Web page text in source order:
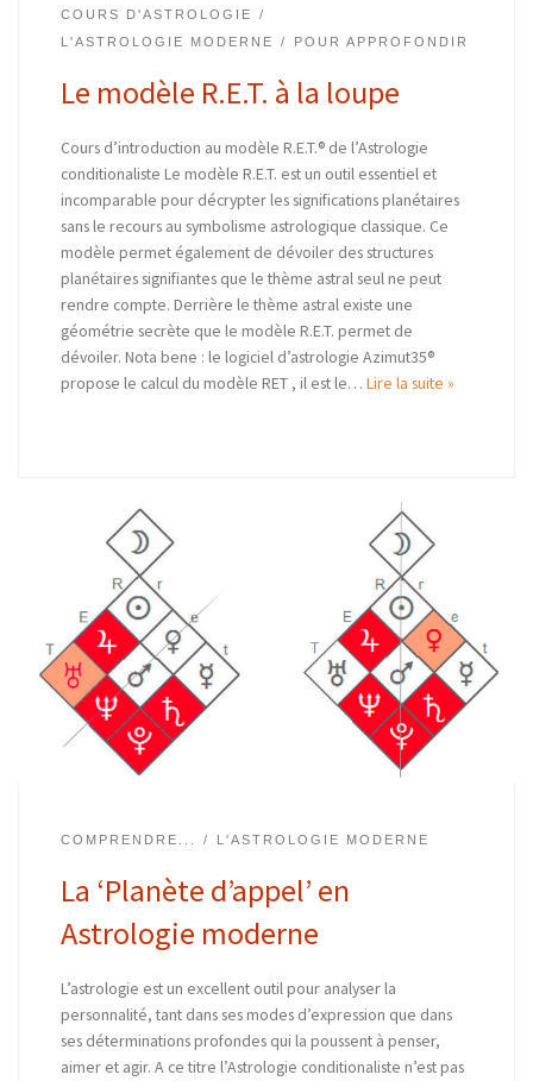
COURS D'ASTROLOGIE
L'ASTROLOGIE MODERNE
POUR APPROFONDIR
Le modèle R.E.T. à la loupe
Cours d’introduction au modèle R.E.T.® de l’Astrologie
conditionaliste Le modèle R.E.T. est un outil essentiel et
incomparable pour décrypter les significations planétaires
sans le recours au symbolisme astrologique classique. Ce
modèle permet également de dévoiler des structures
planétaires signifiantes que le thème astral seul ne peut
rendre compte. Derrière le thème astral existe une
géométrie secrète que le modèle R.E.T. permet de
dévoiler. Nota bene : le logiciel d’astrologie Azimut35®
propose le calcul du modèle RET , il est le… Lire la suite »
COMPRENDRE... L'ASTROLOGIE MODERNE
La ‘Planète d’appel’ en
Astrologie moderne
L’astrologie est un excellent outil pour analyser la
personnalité, tant dans ses modes d’expression que dans
ses déterminations profondes qui la poussent à penser,
aimer et agir. A ce titre l’Astrologie conditionaliste n’est pas